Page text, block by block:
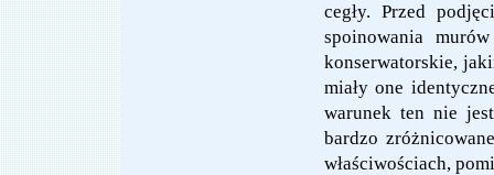
cegły. Przed
spoinowania
konserwatorskie,
miały one
warunek ten nie
bardzo
właściwościach,